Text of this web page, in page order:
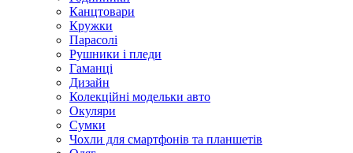
Канцтовари
Кружки
Парасолі
Рушники і пледи
Гаманці
Дизайн
Колекційні модельки авто
Окуляри
Сумки
Чохли для смартфонів та планшетів